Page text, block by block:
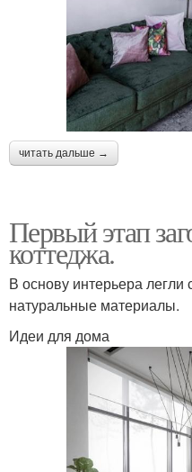
читать дальше →
Первый этап
коттеджа.
В основу интерьера легли
натуральные материалы.
Идеи для дома